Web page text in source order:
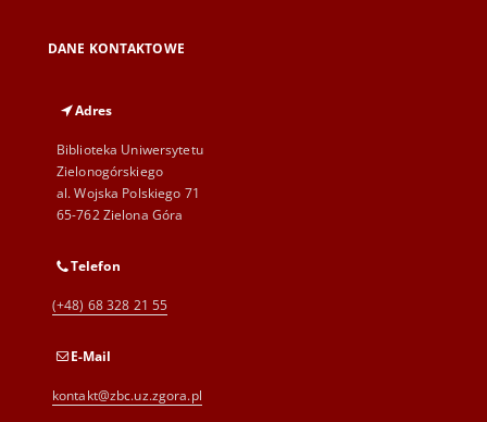
DANE KONTAKTOWE
Adres
Biblioteka Uniwersytetu
Zielonogórskiego
al. Wojska Polskiego 71
65-762 Zielona Góra
Telefon
(+48) 68 328 21 55
E-Mail
kontakt@zbc.uz.zgora.pl